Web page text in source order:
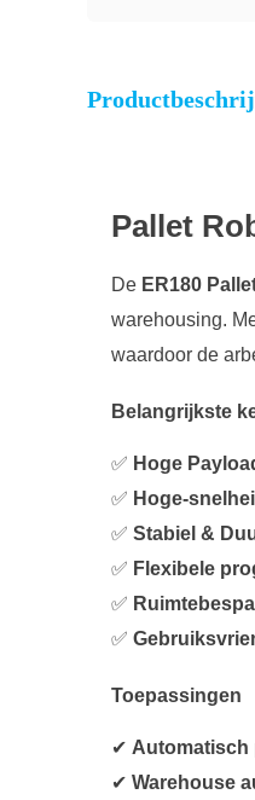
Pallet
De ER180
warehousing.
waardoor de
Belangrijkste
✅ Hoge
✅ Hoge-
✅ Stabiel &
✅ Flexibele
✅
✅
Toepassingen
✔ Automatisch
✔ Warehouse